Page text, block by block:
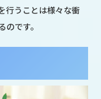
行うことは様々な衝
です。